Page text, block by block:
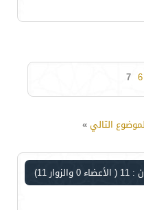
6
7
التالي»
( الأعضاء 0 والزوار 11)